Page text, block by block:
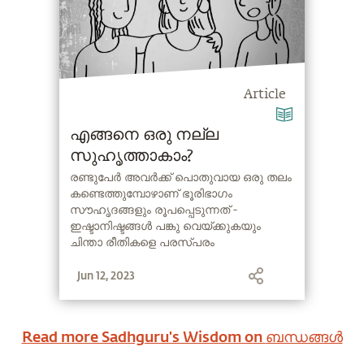
Article
എങ്ങനെ ഒരു നല്ല
സുഹൃത്താകാം?
രണ്ടുപേർ അവർക്ക് പൊതുവായ ഒരു തലം
കണ്ടെത്തുമ്പോഴാണ് ഭൂരിഭാഗം
സൗഹൃദങ്ങളും രൂപപ്പെടുന്നത് -
ഇഷ്ടാനിഷ്ടങ്ങൾ പങ്കു വെയ്ക്കുകയും
ചിന്താ രീതികളെ പരസ്‌പരം
എന്നിരുന്നാലും, സദ്ഗുരു പറയുന്നു,
ഇരിക്കുമ്പോൾ തന്നെ, അവർക്ക്
അത് ചെയ്യുവാനുള്ള
Jun 12, 2023
Read more Sadhguru's Wisdom on ബന്ധങ്ങൾ